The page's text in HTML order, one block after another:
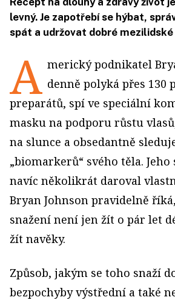
levný. Je zapotřebí se hýbat,
spát a udržovat dobré
A merický podnikatel
denně polyká přes 130
preparátů, spí ve speciální
masku na podporu růstu
na slunce a obsedantně
„biomarkerů“ svého těla.
navíc několikrát daroval
Bryan Johnson pravidelně
snažení není jen žít o pár let
žít navěky.
Způsob, jakým se toho snaží
bezpochyby výstřední a také